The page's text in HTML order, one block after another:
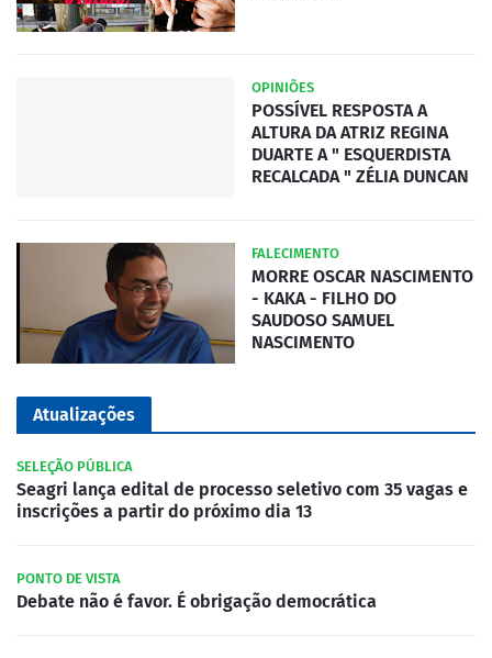
OPINIÕES
POSSÍVEL RESPOSTA A
ALTURA DA ATRIZ REGINA
DUARTE A " ESQUERDISTA
RECALCADA " ZÉLIA DUNCAN
FALECIMENTO
MORRE OSCAR NASCIMENTO
- KAKA - FILHO DO
SAUDOSO SAMUEL
NASCIMENTO
Atualizações
SELEÇÃO PÚBLICA
Seagri lança edital de processo seletivo com 35 vagas e
inscrições a partir do próximo dia 13
PONTO DE VISTA
Debate não é favor. É obrigação democrática